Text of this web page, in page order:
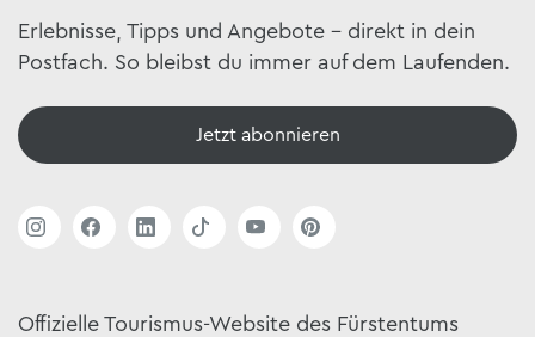
Erlebnisse, Tipps und Angebote – direkt in dein
Postfach. So bleibst du immer auf dem Laufenden.
Jetzt abonnieren
Offizielle Tourismus-Website des Fürstentums